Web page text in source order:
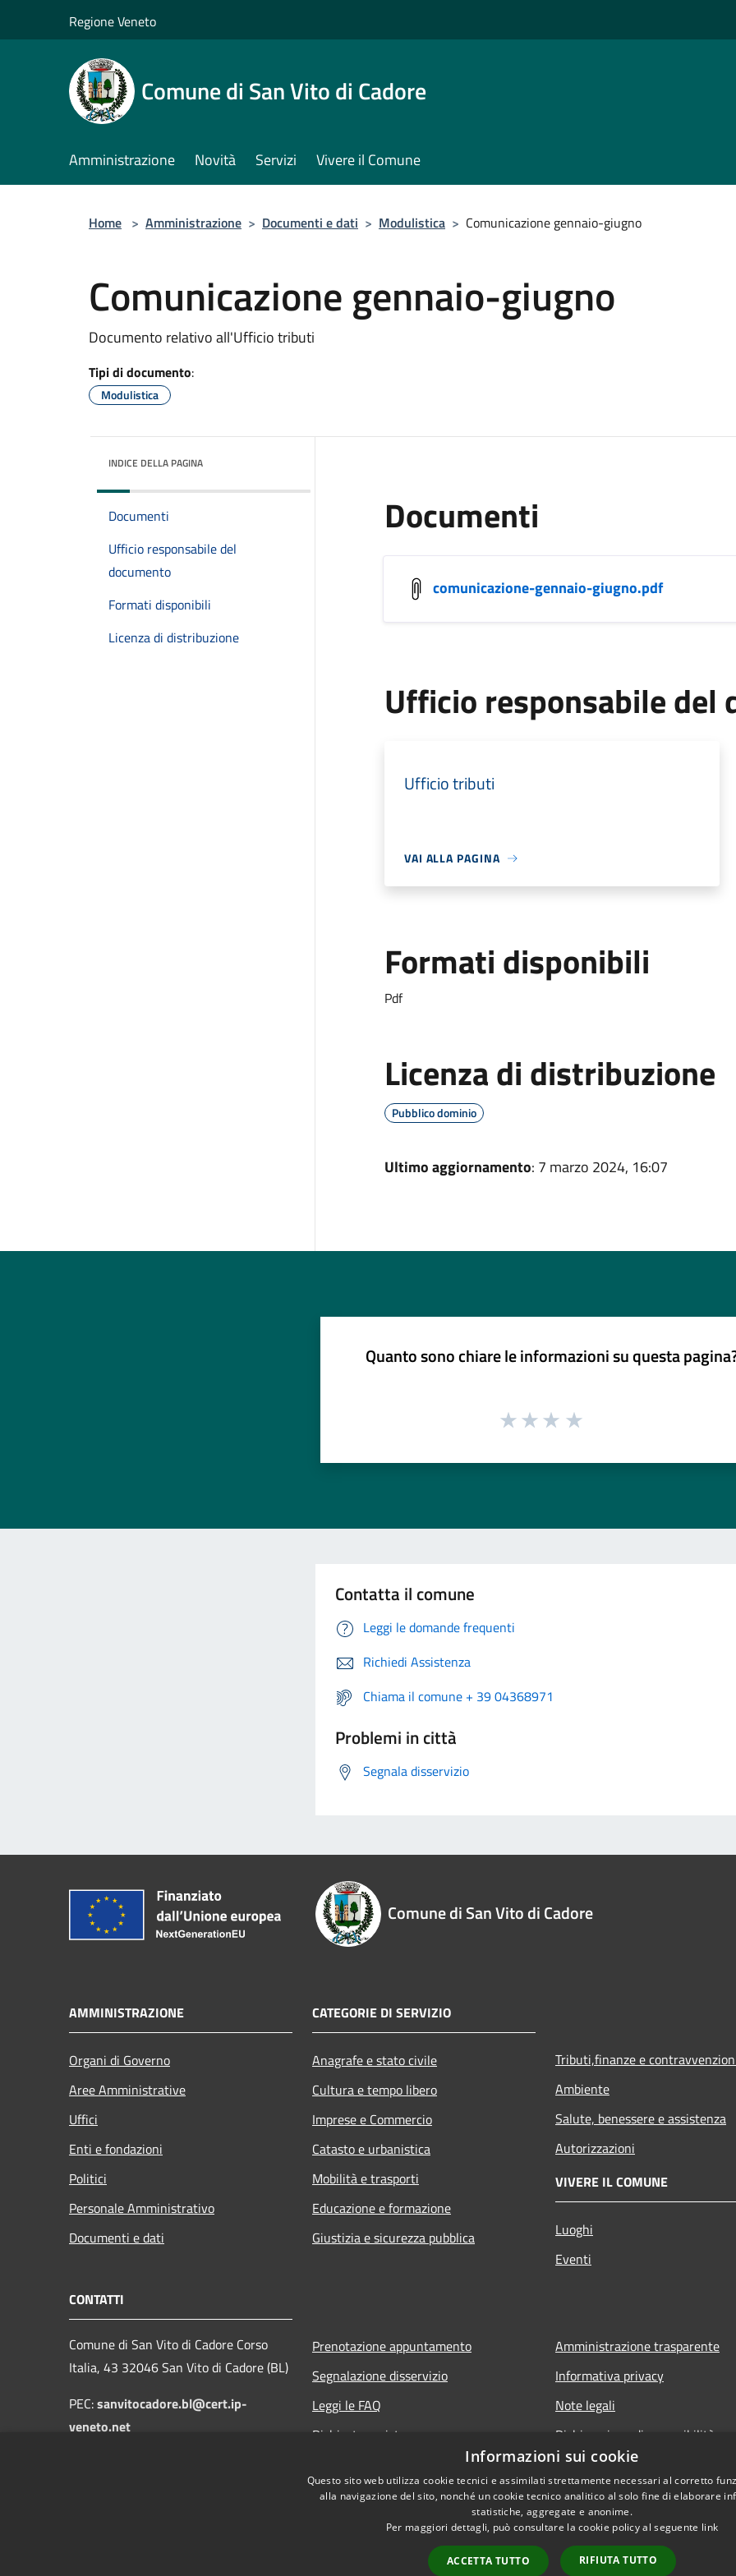
Regione Veneto
Comune di San Vito di Cadore
Amministrazione Novità Servizi Vivere il Comune
Home > Amministrazione > Documenti e dati > Modulistica > Comunicazione gennaio-giugno
Comunicazione gennaio-giugno
Documento relativo all'Ufficio tributi
Tipi di documento:
Modulistica
INDICE DELLA PAGINA
Documenti
Ufficio responsabile del
documento
Formati disponibili
Licenza di distribuzione
Documenti
comunicazione-gennaio-giugno.pdf
Ufficio responsabile del
Ufficio tributi
VAI ALLA PAGINA
Formati disponibili
Pdf
Licenza di distribuzione
Pubblico dominio
Ultimo aggiornamento: 7 marzo 2024, 16:07
Quanto sono chiare le informazioni su questa
Contatta il comune
Leggi le domande frequenti
Richiedi Assistenza
Chiama il comune + 39 04368971
Problemi in città
Segnala disservizio
Comune di San Vito di Cadore
AMMINISTRAZIONE
Organi di Governo
Aree Amministrative
Uffici
Enti e fondazioni
Politici
Personale Amministrativo
Documenti e dati
CATEGORIE DI SERVIZIO
Anagrafe e stato civile
Cultura e tempo libero
Imprese e Commercio
Catasto e urbanistica
Mobilità e trasporti
Educazione e formazione
Giustizia e sicurezza pubblica
Tributi,finanze e
Ambiente
Salute, benessere e assistenza
Autorizzazioni
VIVERE IL COMUNE
Luoghi
Eventi
CONTATTI
Comune di San Vito di Cadore Corso
Italia, 43 32046 San Vito di Cadore (BL)
PEC:sanvitocadore.bl@cert.ip-
veneto.net
Prenotazione appuntamento
Segnalazione disservizio
Leggi le FAQ
Richiesta assistenza
Amministrazione trasparente
Informativa privacy
Note legali
Dichiarazione di accessibilità
Informazioni sui cookie
Questo sito web utilizza cookie tecnici e assimilati strettamente necessari al corretto
alla navigazione del sito, nonché un cookie tecnico analitico al solo fine di elaborare
statistiche, aggregate e anonime.
Per maggiori dettagli, può consultare la cookie policy al seguente link
ACCETTA TUTTO RIFIUTA TUTTO